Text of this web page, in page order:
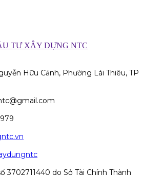
Hữu Cảnh, Phường Lái Thiêu, TP
3702711440 do Sở Tài Chính Thành